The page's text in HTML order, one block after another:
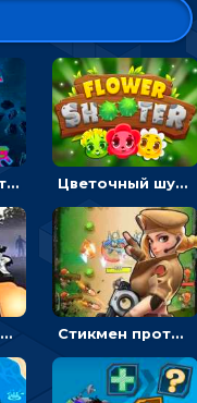
Галаксинос: стрелялка в космосе по врагам Цветочный шутер: стрелять пчелками по цветам
Экшен-стрелялка по зомби: целиться и попадать в бегущих монстров Стикмен против Зомби: стрелять в зомби и развивать воина